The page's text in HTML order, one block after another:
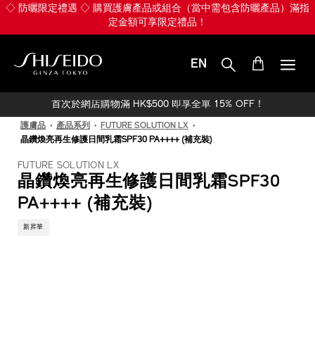
跳◇ 防曬限定禮遇 ◇ 購買護膚產品或組合（當中需包含防曬產品）滿指
定金額可享限定禮品！
EN
首次於網店購物滿 HK$500 即享全單 15% OFF！
護膚品 產品系列
FUTURE SOLUTION LX
晶鑽煥亮再生修護日間乳霜SPF30 PA++++ (補充裝)
FUTURE SOLUTION LX
晶鑽煥亮再生修護日間乳霜SPF30
PA++++ (補充裝)
新昇華